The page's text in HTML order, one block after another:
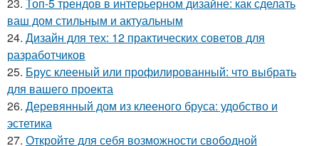
23. Топ-5 трендов в интерьерном дизайне: как сделать
ваш дом стильным и актуальным
24. Дизайн для тех: 12 практических советов для
разработчиков
25. Брус клееный или профилированный: что выбрать
для вашего проекта
26. Деревянный дом из клееного бруса: удобство и
эстетика
27. Откройте для себя возможности свободной